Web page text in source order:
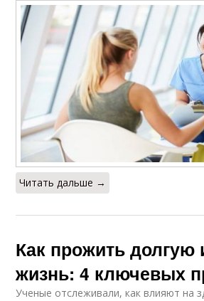
Читать дальше →
Как прожить долгую
жизнь: 4 ключевых
Ученые отслеживали, как влияют на